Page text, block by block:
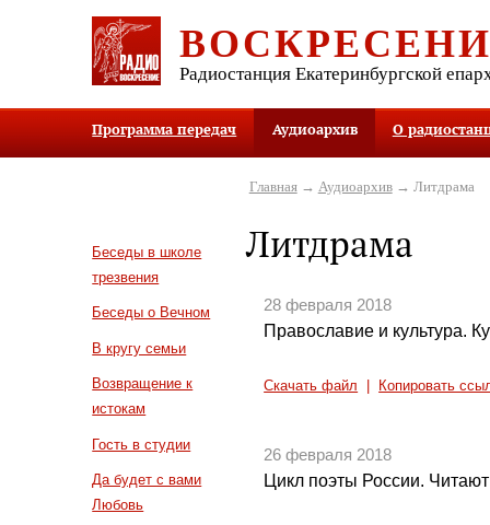
Радиостанция Екатеринбургской
Программа передач Аудиоархив О
Беседы в школе
трезвения
Беседы о Вечном
В кругу семьи
Возвращение к
истокам
Гость в студии
Да будет с вами
Любовь
Главная→ Аудиоархив→ Литдрама
Литдрама
28 февраля 2018
Православие и культура.
Скачать файл Копировать
26 февраля 2018
Цикл поэты России.